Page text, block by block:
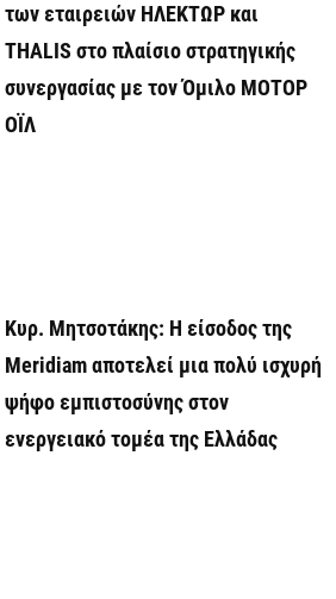
των εταιρειών ΗΛΕΚΤΩΡ και
THALIS στο πλαίσιο στρατηγικής
συνεργασίας με τον Όμιλο ΜΟΤΟΡ
ΟΪΛ
Κυρ. Μητσοτάκης: Η είσοδος της
Meridiam αποτελεί μια πολύ ισχυρή
ψήφο εμπιστοσύνης στον
ενεργειακό τομέα της Ελλάδας